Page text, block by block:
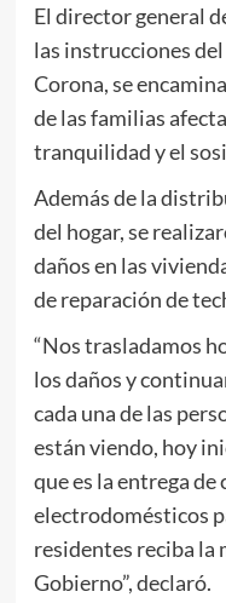
El director general
las instrucciones
Corona, se
de las familias
tranquilidad y el
Además de la
del hogar, se
daños en las
de reparación de
“Nos trasladamos
los daños y
cada una de las
están viendo, hoy
que es la entrega de
electrodomésticos
residentes reciba la
Gobierno”, declaró.